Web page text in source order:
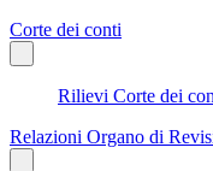
Corte dei conti
Rilievi Corte dei
Relazioni Organo di